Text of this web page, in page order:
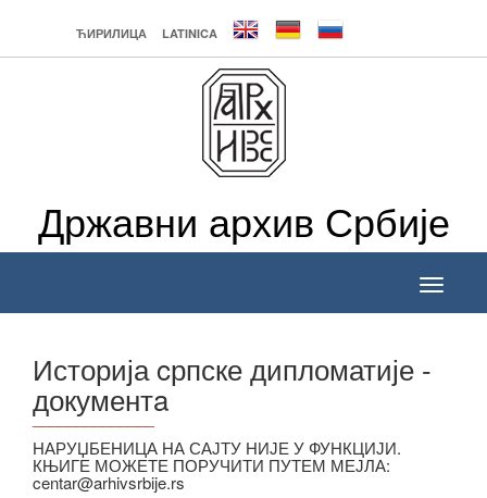
ЋИРИЛИЦА LATINICA
Државни архив Србије
Toggle
Историја cрпске дипломатије -
документa
______________
НАРУЏБЕНИЦА НА САЈТУ НИЈЕ У ФУНКЦИЈИ.
КЊИГЕ МОЖЕТЕ ПОРУЧИТИ ПУТЕМ МЕЈЛА:
centar@arhivsrbije.rs